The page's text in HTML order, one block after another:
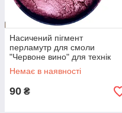
Насичений пігмент
перламутр для смоли
"Червоне вино" для технік
ResinArt
Немає в наявності
90 ₴